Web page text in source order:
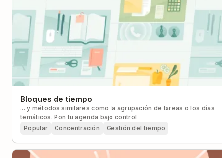
Bloques de tiempo
... y métodos similares como la agrupación de tareas o los días
temáticos. Pon tu agenda bajo control
Popular
Concentración Gestión del tiempo